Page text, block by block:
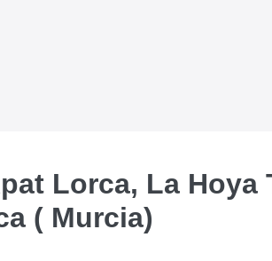
Lorca, La
( Murcia)